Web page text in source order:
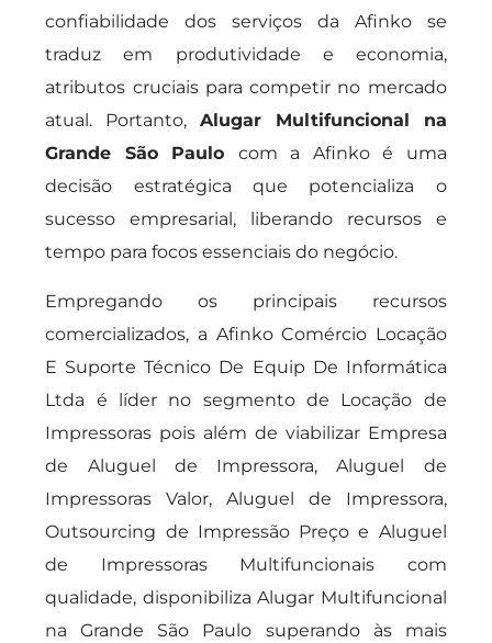
confiabilidade dos serviços da Afinko se
traduz em produtividade e economia,
atributos cruciais para competir no mercado
atual. Portanto, Alugar Multifuncional na
Grande São Paulo com a Afinko é uma
decisão estratégica que potencializa o
sucesso empresarial, liberando recursos e
tempo para focos essenciais do negócio.
Empregando os principais recursos
comercializados, a Afinko Comércio Locação
E Suporte Técnico De Equip De Informática
Ltda é líder no segmento de Locação de
Impressoras pois além de viabilizar Empresa
de Aluguel de Impressora, Aluguel de
Impressoras Valor, Aluguel de Impressora,
Outsourcing de Impressão Preço e Aluguel
de Impressoras Multifuncionais com
qualidade, disponibiliza Alugar Multifuncional
na Grande São Paulo superando às mais